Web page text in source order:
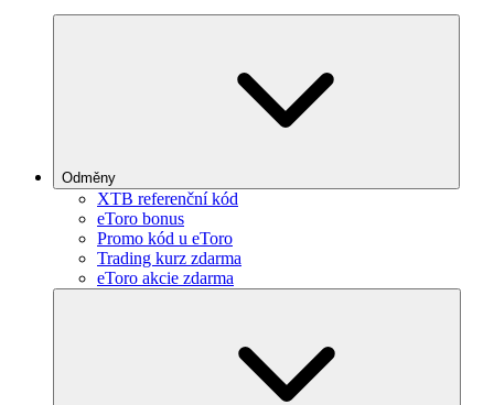
Odměny
XTB referenční kód
eToro bonus
Promo kód u eToro
Trading kurz zdarma
eToro akcie zdarma